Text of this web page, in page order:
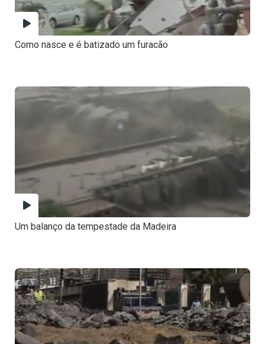
Como nasce e é batizado um furacão
Um balanço da tempestade da Madeira